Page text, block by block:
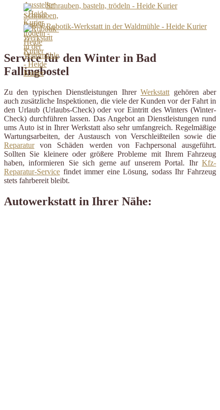
Schrauben, basteln, trödeln - Heide Kurier
Robotik-Werkstatt in der Waldmühle - Heide Kurier
Service für den Winter in Bad
Fallingbostel
Zu den typischen Dienstleistungen IhrerWerkstatt gehören aber
auch zusätzliche Inspektionen, die viele der Kunden vor der Fahrt in
den Urlaub (Urlaubs-Check) oder vor Eintritt des Winters (Winter-
Check) durchführen lassen. Das Angebot an Dienstleistungen rund
ums Auto ist in Ihrer Werkstatt also sehr umfangreich. Regelmäßige
Wartungsarbeiten, der Austausch von Verschleißteilen sowie die
Reparaturvon Schäden werden von Fachpersonal ausgeführt.
Sollten Sie kleinere oder größere Probleme mit Ihrem Fahrzeug
haben, informieren Sie sich gerne auf unserem Portal. Ihr Kfz-
Reparatur-Service findet immer eine Lösung, sodass Ihr Fahrzeug
stets fahrbereit bleibt.
Autowerkstatt in Ihrer Nähe: